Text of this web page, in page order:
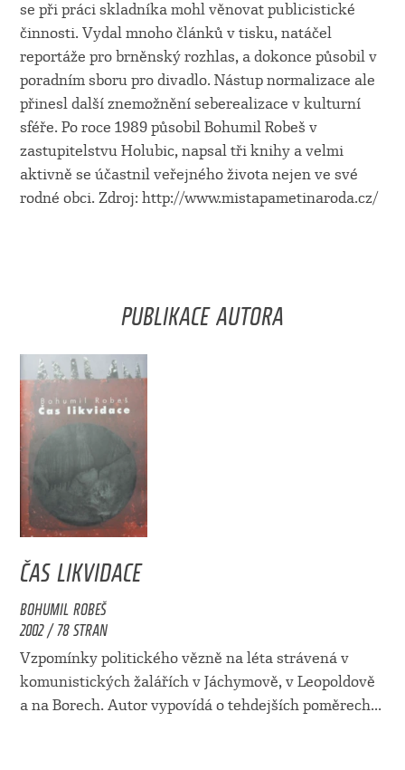
se při práci skladníka mohl věnovat publicistické
činnosti. Vydal mnoho článků v tisku, natáčel
reportáže pro brněnský rozhlas, a dokonce působil v
poradním sboru pro divadlo. Nástup normalizace ale
přinesl další znemožnění seberealizace v kulturní
sféře. Po roce 1989 působil Bohumil Robeš v
zastupitelstvu Holubic, napsal tři knihy a velmi
aktivně se účastnil veřejného života nejen ve své
rodné obci. Zdroj: http://www.mistapametinaroda.cz/
PUBLIKACE AUTORA
ČAS LIKVIDACE
BOHUMIL ROBEŠ
2002 / 78 STRAN
Vzpomínky politického vězně na léta strávená v
komunistických žalářích v Jáchymově, v Leopoldově
a na Borech. Autor vypovídá o tehdejších poměrech...